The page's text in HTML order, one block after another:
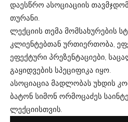
დაესწრო ასოციაციის
თურანი.
ლექციის თემა მომსახურების
კლიენტებთან ურთიერთობა,
ეფექტური პრეზენტაციები,
გაყიდვების სპეციფიკა იყო.
ასოციაცია მადლობას უხდის
ბატონ სიმონ ორმოცაძეს
ლექციისთვის.